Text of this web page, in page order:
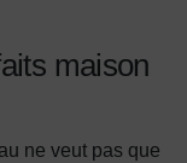
maison
ne veut pas que